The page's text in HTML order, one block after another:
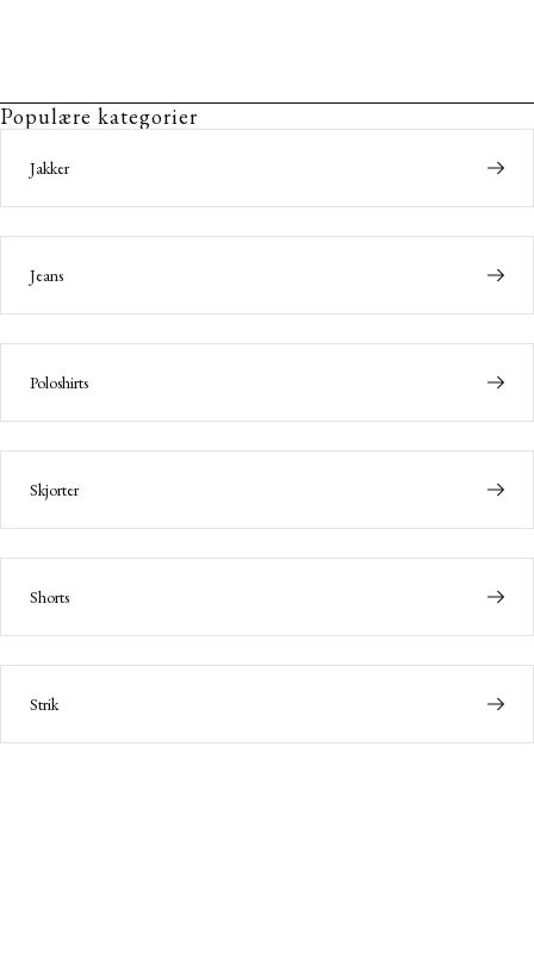
Populære kategorier
Jakker
Jeans
Poloshirts
Skjorter
Shorts
Strik